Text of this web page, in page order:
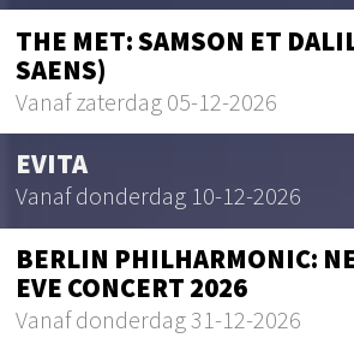
THE MET: SAMSON ET
SAENS)
Vanaf zaterdag 05-12-2026
EVITA
Vanaf donderdag 10-12-2026
BERLIN PHILHARMONIC:
EVE CONCERT 2026
Vanaf donderdag 31-12-2026